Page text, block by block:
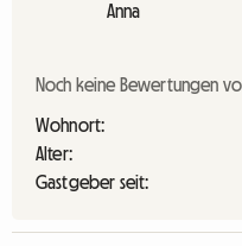
Anna
Noch keine Bewertungen
Wohnort:
Alter:
Gastgeber seit: